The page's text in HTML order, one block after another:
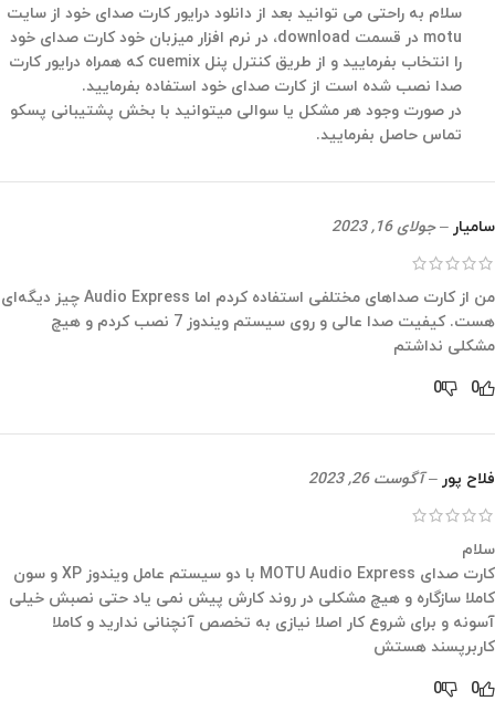
سلام به راحتی می توانید بعد از دانلود درایور کارت صدای خود از سایت
motu در قسمت download، در نرم افزار میزبان خود کارت صدای خود
را انتخاب بفرمایید و از طریق کنترل پنل cuemix که همراه درایور کارت
صدا نصب شده است از کارت صدای خود استفاده بفرمایید.
در صورت وجود هر مشکل یا سوالی میتوانید با بخش پشتیبانی پسکو
تماس حاصل بفرمایید.
سامیار – جولای 16, 2023
من از کارت صداهای مختلفی استفاده کردم اما Audio Express چیز دیگه‌ای
هست. کیفیت صدا عالی و روی سیستم ویندوز 7 نصب کردم و هیچ
مشکلی نداشتم
0
0
فلاح پور – آگوست 26, 2023
سلام
کارت صدای MOTU Audio Express با دو سیستم عامل ویندوز XP و سون
کاملا سازگاره و هیچ مشکلی در روند کارش پیش نمی یاد حتی نصبش خیلی
آسونه و برای شروع کار اصلا نیازی به تخصص آنچنانی ندارید و کاملا
کاربرپسند هستش
0
0